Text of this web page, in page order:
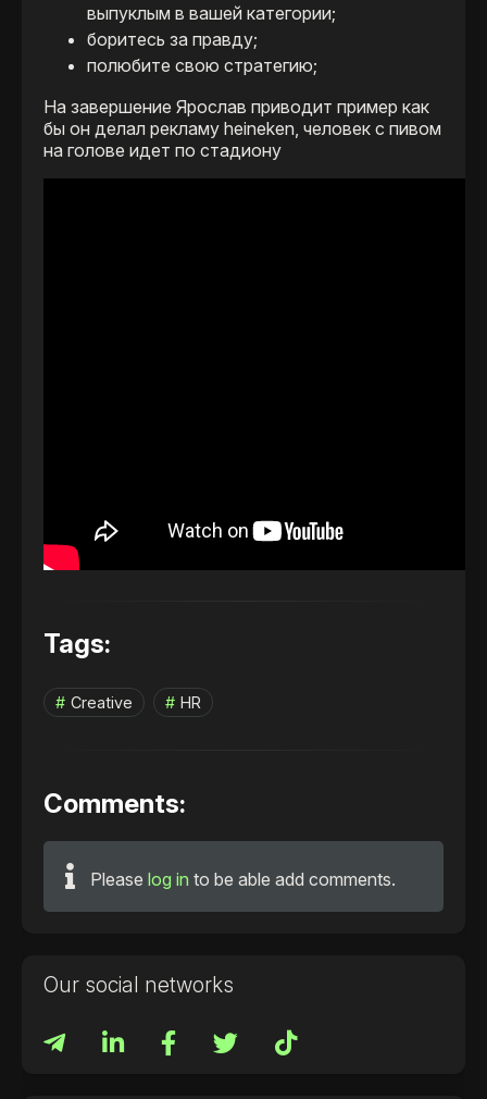
выпуклым в вашей категории;
боритесь за правду;
полюбите свою стратегию;
На завершение Ярослав приводит пример как
бы он делал рекламу heineken, человек с пивом
на голове идет по стадиону
Tags:
Creative HR
Comments:
Please log in to be able add comments.
Our social networks